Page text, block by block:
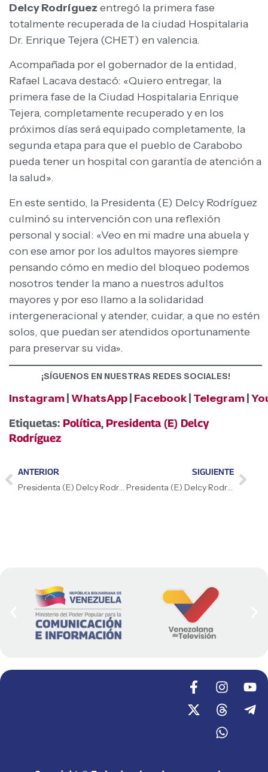
Delcy Rodríguez entregó la primera fase
totalmente recuperada de la ciudad Hospitalaria
Dr. Enrique Tejera (CHET) en valencia.
Acompañada por el gobernador de la entidad,
Rafael Lacava destacó: «Quiero entregar, la
primera fase de la Ciudad Hospitalaria Enrique
Tejera, completamente recuperado y en los
próximos días será equipado completamente, la
segunda etapa para que el pueblo de Carabobo
pueda tener un hospital con garantía de atención a
la salud».
En este sentido, la Presidenta (E) Delcy Rodríguez
culminó su intervención con una reflexión
personal y social: «Veo en mi madre una abuela y
con ese amor por los adultos mayores siempre
pensando cómo en medio del bloqueo podemos
nosotros tender la mano a nuestros adultos
mayores y por eso llamo a la solidaridad
intergeneracional y atender, cuidar, a que no estén
solos, que puedan ser atendidos oportunamente
para preservar su vida».
¡SÍGUENOS EN NUESTRAS REDES SOCIALES!
Instagram WhatsApp Facebook Telegram
Etiquetas: Política, Presidenta (E) Delcy
Rodríguez
ANTERIOR
Presidenta (E) Delcy Rodríguez anuncia dos proyectos eléctricos para Carabobo
SIGUIENTE
Presidenta (E) Delcy Rodríguez: «No hay una Ley de Amnistía que haya tenido los resultados de la venezolana 9 mil personas beneficiadas»